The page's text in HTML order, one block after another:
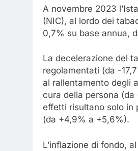
A novembre 2023
(NIC), al lordo dei
0,7% su base annua,
La decelerazione del
regolamentati (da -
al rallentamento degli
cura della persona
effetti risultano solo in
(da +4,9% a +5,6%).
L’inflazione di fondo,